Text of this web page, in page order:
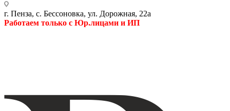
г. Пенза, с. Бессоновка, ул. Дорожная, 22а
Работаем только с Юр.лицами и ИП